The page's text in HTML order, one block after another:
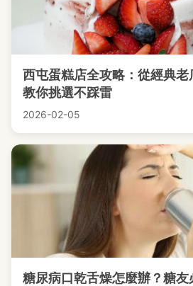
西屯蛋糕店全攻略：從經典老
教你挑選不踩雷
2026-02-05
糖尿病口乾舌燥怎麼辦？糖